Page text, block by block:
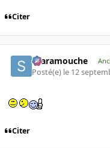
Citer
Scaramouche
Posté(e) le 12
Citer